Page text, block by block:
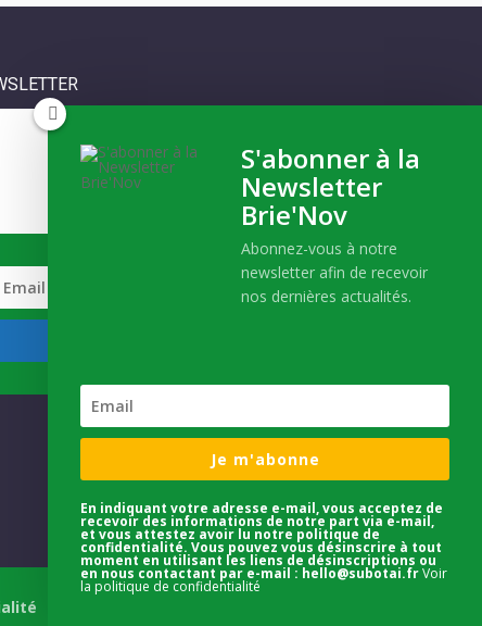
Inscrivez-vous
Et recevez notre actualité !
S'abonner à la
Newsletter
Brie'Nov
Abonnez-vous à notre
newsletter afin de recevoir
nos dernières actualités.
Je m'abonne
En indiquant votre adresse e-mail, vous acceptez de
recevoir des informations de notre part via e-mail,
et vous attestez avoir lu notre politique de
confidentialité. Vous pouvez vous désinscrire à tout
moment en utilisant les liens de désinscriptions ou
en nous contactant par e-mail : hello@subotai.frVoir
la politique de confidentialité